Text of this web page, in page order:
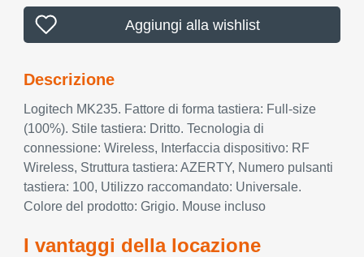
Aggiungi alla wishlist
Descrizione
Logitech MK235. Fattore di forma tastiera: Full-size
(100%). Stile tastiera: Dritto. Tecnologia di
connessione: Wireless, Interfaccia dispositivo: RF
Wireless, Struttura tastiera: AZERTY, Numero pulsanti
tastiera: 100, Utilizzo raccomandato: Universale.
Colore del prodotto: Grigio. Mouse incluso
I vantaggi della locazione